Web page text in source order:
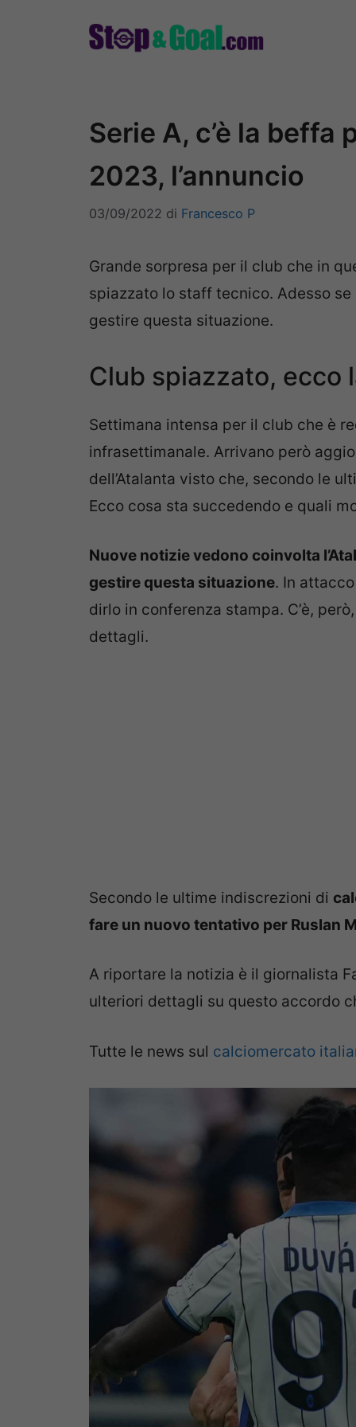
Serie A, c’è la beffa
2023, l’annuncio
03/09/2022 di Francesco P
Grande sorpresa per il club che in
spiazzato lo staff tecnico. Adesso
gestire questa situazione.
Club spiazzato, ecco
Settimana intensa per il club che è
infrasettimanale. Arrivano però
dell’Atalanta visto che, secondo le
Ecco cosa sta succedendo e quali
Nuove notizie vedono coinvolta
gestire questa situazione. In
dirlo in conferenza stampa. C’è,
dettagli.
Secondo le ultime indiscrezioni di
fare un nuovo tentativo per Ruslan
A riportare la notizia è il giornalista
ulteriori dettagli su questo accordo
Tutte le news sul calciomercato